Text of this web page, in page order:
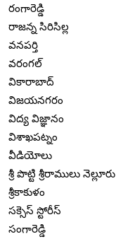
రంగారెడ్డి
రాజన్న సిరిసిల్ల
వనపర్తి
వరంగల్
వికారాబాద్
విజయనగరం
విద్య విజ్ఞానం
విశాఖపట్నం
వీడియోలు
శ్రీ పొట్టి శ్రీరాములు నెల్లూరు
శ్రీకాకుళం
సక్సెస్ స్టోరీస్
సంగారెడ్డి